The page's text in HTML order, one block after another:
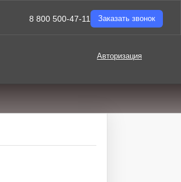
8 800 500-47-11 Заказать звонок
Авторизация